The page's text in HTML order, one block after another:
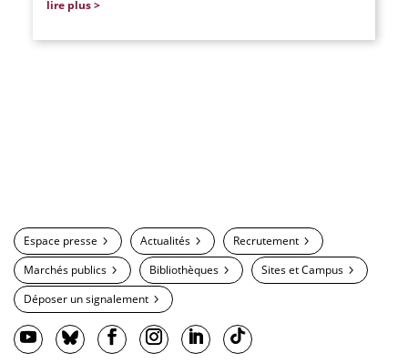
lire plus
Espace presse Actualités
Recrutement
Marchés publics
Bibliothèques
Sites et Campus
Déposer un signalement